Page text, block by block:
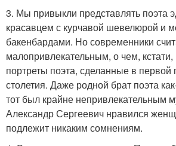
3. Мы привыкли представлять поэта
красавцем с курчавой шевелюрой и
бакенбардами. Но современники
малопривлекательным, о чем, кстати,
портреты поэта, сделанные в первой
столетия. Даже родной брат поэта
тот был крайне непривлекательным
Александр Сергеевич нравился
подлежит никаким сомнениям.